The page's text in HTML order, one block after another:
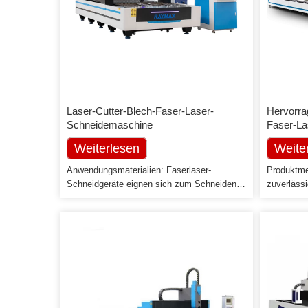
Faser-
von bis
Laser-Cutter-Blech-Faser-Laser-
Schneidemaschine
Weiterlesen
Anwendungsmaterialien: Faserlaser-
Schneidgeräte eignen sich zum Schneiden
Schmuck, Küchengeschirr, Fahrgestelle und
Schränke, Metallrohre, Lampen und
Laternen, Metallwaren, Eisenwaren,